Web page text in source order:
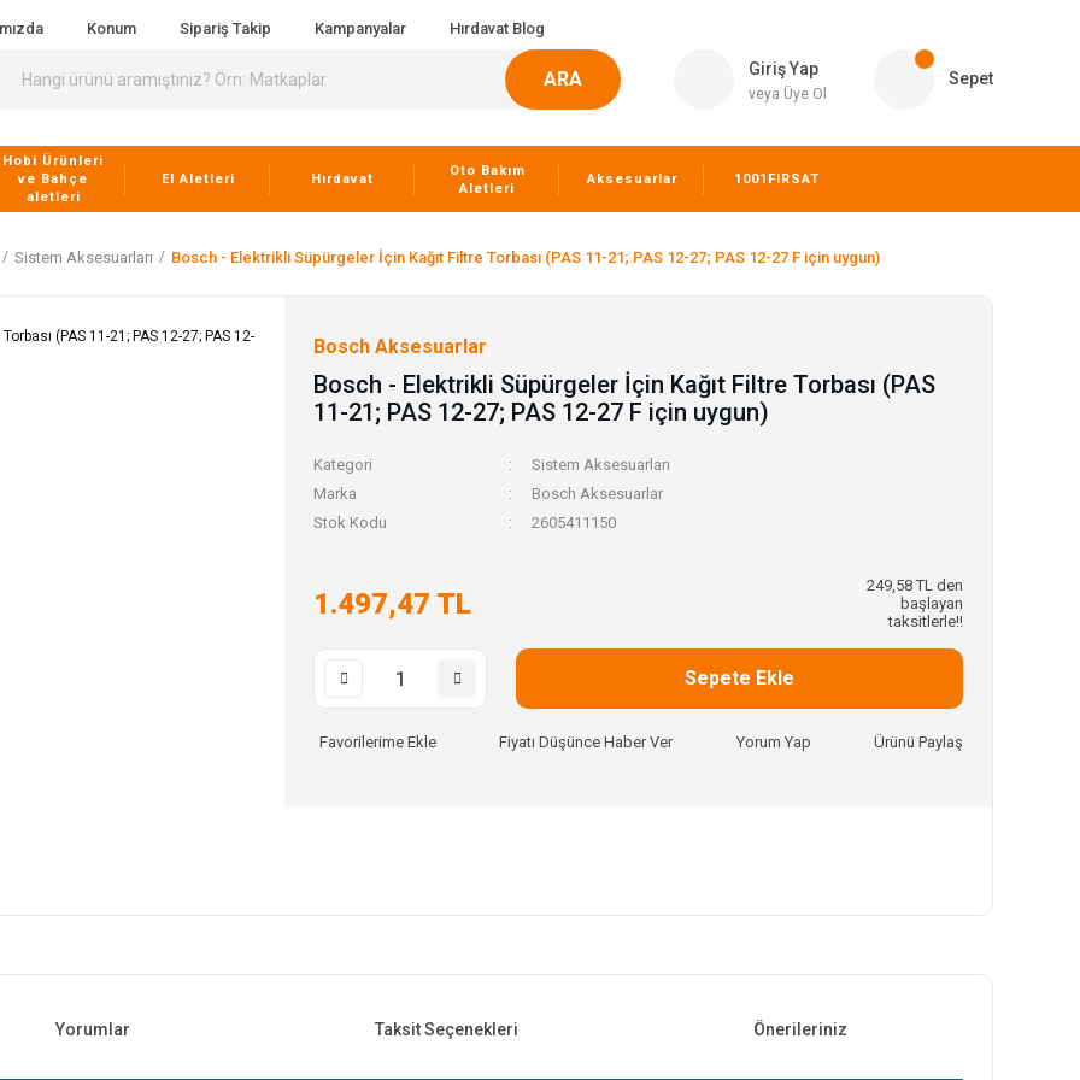
Konum Sipariş Takip Kampanyalar Hırdavat Blog
ARA Giriş Yap
veya Üye Ol
Sepet
Hobi Ürünleri
ve Bahçe
aletleri
El Aletleri Hırdavat
Oto Bakım
Aletleri
Aksesuarlar 1001FIRSAT
Sistem Aksesuarları Bosch - Elektrikli Süpürgeler İçin Kağıt Filtre Torbası (PAS 11-21; PAS 12-27; PAS 12-27 F için uygun)
Bosch Aksesuarlar
Bosch - Elektrikli Süpürgeler İçin Kağıt Filtre Torbası (PAS
11-21; PAS 12-27; PAS 12-27 F için uygun)
Kategori
Sistem Aksesuarları
Marka
Bosch Aksesuarlar
Stok Kodu
2605411150
1.497,47 TL
249,58 TL den
başlayan
taksitlerle!!
Sepete Ekle
Fiyatı Düşünce Haber Ver Yorum Yap Ürünü Paylaş
Yorumlar Taksit Seçenekleri Önerileriniz